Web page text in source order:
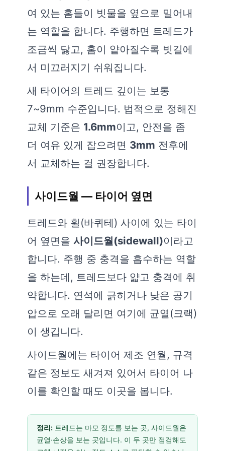
여 있는 홈들이 빗물을 옆으로 밀어내
는 역할을 합니다. 주행하면 트레드가
조금씩 닳고, 홈이 얕아질수록 빗길에
서 미끄러지기 쉬워집니다.
새 타이어의 트레드 깊이는 보통
7~9mm 수준입니다. 법적으로 정해진
교체 기준은 1.6mm이고, 안전을 좀
더 여유 있게 잡으려면 3mm 전후에
서 교체하는 걸 권장합니다.
사이드월 — 타이어 옆면
트레드와 휠(바퀴테) 사이에 있는 타이
어 옆면을 사이드월(sidewall)이라고
합니다. 주행 중 충격을 흡수하는 역할
을 하는데, 트레드보다 얇고 충격에 취
약합니다. 연석에 긁히거나 낮은 공기
압으로 오래 달리면 여기에 균열(크랙)
이 생깁니다.
사이드월에는 타이어 제조 연월, 규격
같은 정보도 새겨져 있어서 타이어 나
이를 확인할 때도 이곳을 봅니다.
정리: 트레드는 마모 정도를 보는 곳, 사이드월은
균열·손상을 보는 곳입니다. 이 두 곳만 점검해도